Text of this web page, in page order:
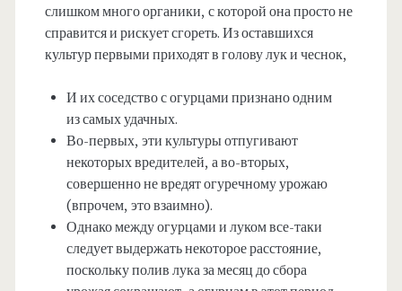
слишком много органики, с которой она просто не
справится и рискует сгореть. Из оставшихся
культур первыми приходят в голову лук и чеснок,
И их соседство с огурцами признано одним
из самых удачных.
Во-первых, эти культуры отпугивают
некоторых вредителей, а во-вторых,
совершенно не вредят огуречному урожаю
(впрочем, это взаимно).
Однако между огурцами и луком все-таки
следует выдержать некоторое расстояние,
поскольку полив лука за месяц до сбора